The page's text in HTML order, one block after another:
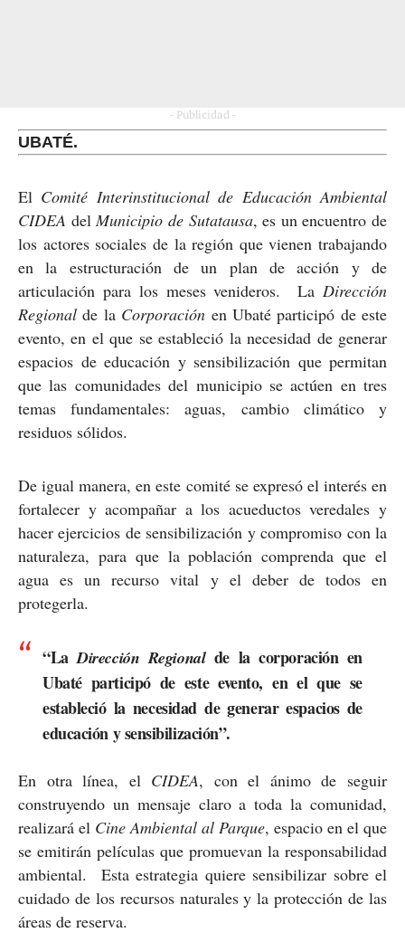
- Publicidad -
UBATÉ.
El Comité Interinstitucional de Educación Ambiental
CIDEA del Municipio de Sutatausa, es un encuentro de
los actores sociales de la región que vienen trabajando
en la estructuración de un plan de acción y de
articulación para los meses venideros. La Dirección
Regional de la Corporación en Ubaté participó de este
evento, en el que se estableció la necesidad de generar
espacios de educación y sensibilización que permitan
que las comunidades del municipio se actúen en tres
temas fundamentales: aguas, cambio climático y
residuos sólidos.
De igual manera, en este comité se expresó el interés en
fortalecer y acompañar a los acueductos veredales y
hacer ejercicios de sensibilización y compromiso con la
naturaleza, para que la población comprenda que el
agua es un recurso vital y el deber de todos en
protegerla.
“LaDirección Regionalde la corporación en
Ubaté participó de este evento, en el que se
estableció la necesidad de generar espacios de
educación y sensibilización”.
En otra línea, el CIDEA, con el ánimo de seguir
construyendo un mensaje claro a toda la comunidad,
realizará el Cine Ambiental al Parque, espacio en el que
se emitirán películas que promuevan la responsabilidad
ambiental. Esta estrategia quiere sensibilizar sobre el
cuidado de los recursos naturales y la protección de las
áreas de reserva.